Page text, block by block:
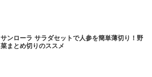
サンローラ サラダセットで人参を簡単薄切り！野
菜まとめ切りのススメ